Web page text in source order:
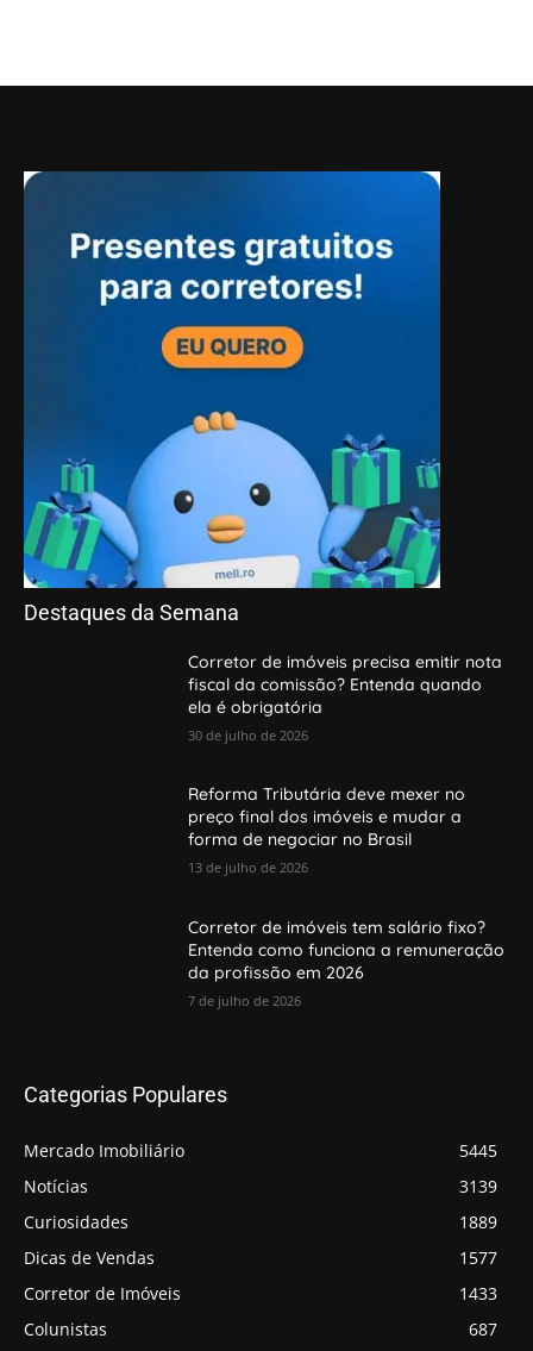
Destaques da Semana
Corretor de imóveis precisa emitir nota
fiscal da comissão? Entenda quando
ela é obrigatória
30 de julho de 2026
Reforma Tributária deve mexer no
preço final dos imóveis e mudar a
forma de negociar no Brasil
13 de julho de 2026
Corretor de imóveis tem salário fixo?
Entenda como funciona a remuneração
da profissão em 2026
7 de julho de 2026
Categorias Populares
Mercado Imobiliário
5445
Notícias
3139
Curiosidades
1889
Dicas de Vendas
1577
Corretor de Imóveis
1433
Colunistas
687